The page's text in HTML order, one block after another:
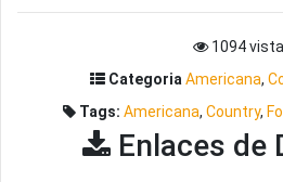
1094
Categoria Americana,
Tags: Americana, Country,
Enlaces de